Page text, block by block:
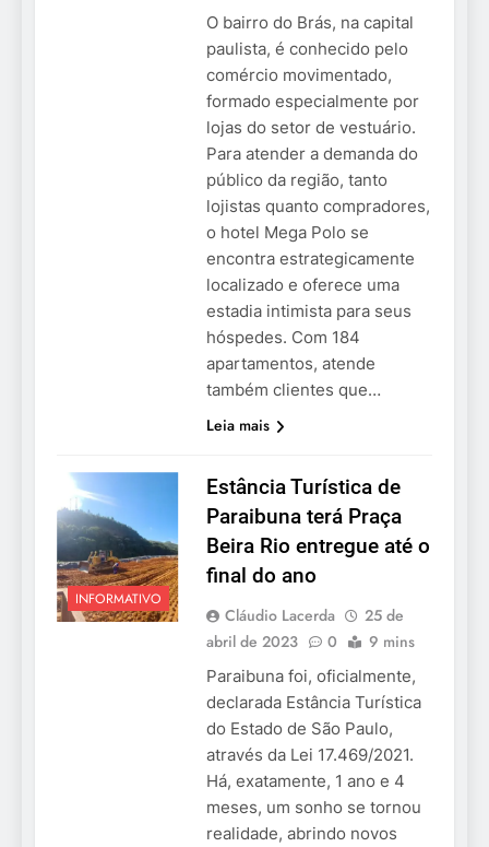
O bairro do Brás, na capital
paulista, é conhecido pelo
comércio movimentado,
formado especialmente por
lojas do setor de vestuário.
Para atender a demanda do
público da região, tanto
lojistas quanto compradores,
o hotel Mega Polo se
encontra estrategicamente
localizado e oferece uma
estadia intimista para seus
hóspedes. Com 184
apartamentos, atende
também clientes que…
Leia mais
INFORMATIVO
Estância Turística de
Paraibuna terá Praça
Beira Rio entregue até o
final do ano
Cláudio Lacerda
25 de
abril de 2023
0 9 mins
Paraibuna foi, oficialmente,
declarada Estância Turística
do Estado de São Paulo,
através da Lei 17.469/2021.
Há, exatamente, 1 ano e 4
meses, um sonho se tornou
realidade, abrindo novos